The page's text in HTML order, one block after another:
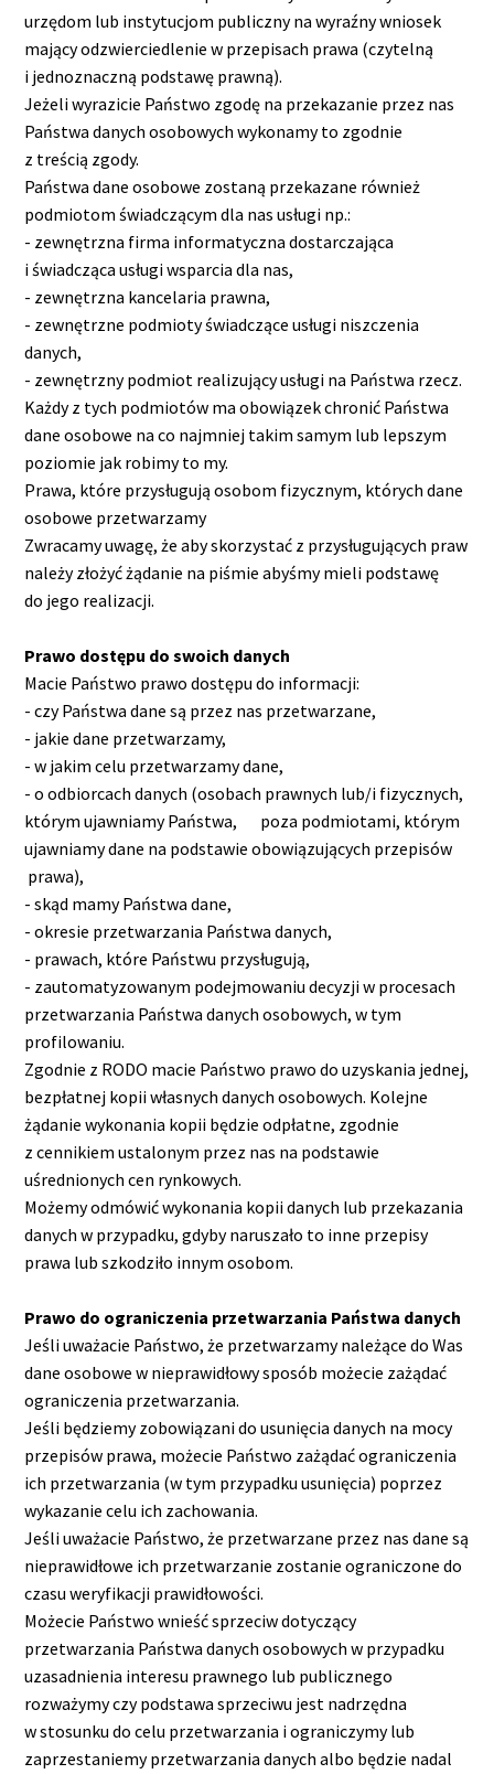
urzędom lub instytucjom publiczny na wyraźny wniosek
mający odzwierciedlenie w przepisach prawa (czytelną
i jednoznaczną podstawę prawną).
Jeżeli wyrazicie Państwo zgodę na przekazanie przez nas
Państwa danych osobowych wykonamy to zgodnie
z treścią zgody.
Państwa dane osobowe zostaną przekazane również
podmiotom świadczącym dla nas usługi np.:
- zewnętrzna firma informatyczna dostarczająca
i świadcząca usługi wsparcia dla nas,
- zewnętrzna kancelaria prawna,
- zewnętrzne podmioty świadczące usługi niszczenia
danych,
- zewnętrzny podmiot realizujący usługi na Państwa rzecz.
Każdy z tych podmiotów ma obowiązek chronić Państwa
dane osobowe na co najmniej takim samym lub lepszym
poziomie jak robimy to my.
Prawa, które przysługują osobom fizycznym, których dane
osobowe przetwarzamy
Zwracamy uwagę, że aby skorzystać z przysługujących praw
należy złożyć żądanie na piśmie abyśmy mieli podstawę
do jego realizacji.
Prawo dostępu do swoich danych
Macie Państwo prawo dostępu do informacji:
- czy Państwa dane są przez nas przetwarzane,
- jakie dane przetwarzamy,
- w jakim celu przetwarzamy dane,
- o odbiorcach danych (osobach prawnych lub/i fizycznych,
którym ujawniamy Państwa, poza podmiotami, którym
ujawniamy dane na podstawie obowiązujących przepisów
prawa),
- skąd mamy Państwa dane,
- okresie przetwarzania Państwa danych,
- prawach, które Państwu przysługują,
- zautomatyzowanym podejmowaniu decyzji w procesach
przetwarzania Państwa danych osobowych, w tym
profilowaniu.
Zgodnie z RODO macie Państwo prawo do uzyskania jednej,
bezpłatnej kopii własnych danych osobowych. Kolejne
żądanie wykonania kopii będzie odpłatne, zgodnie
z cennikiem ustalonym przez nas na podstawie
uśrednionych cen rynkowych.
Możemy odmówić wykonania kopii danych lub przekazania
danych w przypadku, gdyby naruszało to inne przepisy
prawa lub szkodziło innym osobom.
Prawo do ograniczenia przetwarzania Państwa danych
Jeśli uważacie Państwo, że przetwarzamy należące do Was
dane osobowe w nieprawidłowy sposób możecie zażądać
ograniczenia przetwarzania.
Jeśli będziemy zobowiązani do usunięcia danych na mocy
przepisów prawa, możecie Państwo zażądać ograniczenia
ich przetwarzania (w tym przypadku usunięcia) poprzez
wykazanie celu ich zachowania.
Jeśli uważacie Państwo, że przetwarzane przez nas dane są
nieprawidłowe ich przetwarzanie zostanie ograniczone do
czasu weryfikacji prawidłowości.
Możecie Państwo wnieść sprzeciw dotyczący
przetwarzania Państwa danych osobowych w przypadku
uzasadnienia interesu prawnego lub publicznego
rozważymy czy podstawa sprzeciwu jest nadrzędna
w stosunku do celu przetwarzania i ograniczymy lub
zaprzestaniemy przetwarzania danych albo będzie nadal